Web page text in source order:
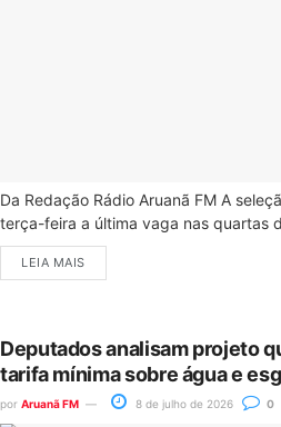
Da Redação Rádio Aruanã FM A
terça-feira a última vaga nas quartas
LEIA MAIS
Deputados analisam projeto
tarifa mínima sobre água e
por Aruanã FM 8 de julho de 2026 0